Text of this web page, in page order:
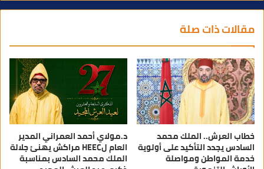
مقالات ذات صلة
خطاب العرش.. الملك محمد
السادس يجدد التأكيد على أولوية
خدمة المواطن ومواصلة
د.مولاي أحمد العمراني المدير
العام لHEEC مراكش يهنئ جلالة
الملك محمد السادس بمناسبة